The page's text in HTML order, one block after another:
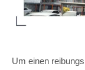
Um einen